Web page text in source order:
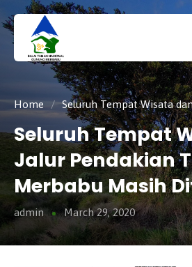
Taman
Nasiona
Gunung
Merbabu
tnmerbabu,
tngunungmerbabu,
tamannasional,
gunungmerbabu,
Home / Seluruh Tempat Wisata dan Jalur Pendakian
Seluruh Tempat
Jalur Pendakian
Merbabu Masih
admin March 29, 2020